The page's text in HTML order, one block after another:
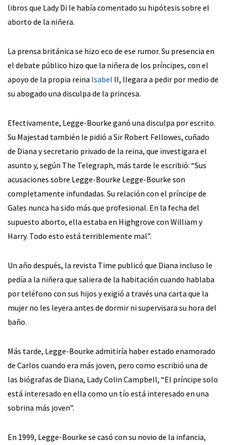
libros que Lady Di le había comentado su hipótesis sobre el
aborto de la niñera.
La prensa británica se hizo eco de ese rumor. Su presencia en
el debate público hizo que la niñera de los príncipes, con el
apoyo de la propia reina Isabel II, llegara a pedir por medio de
su abogado una disculpa de la princesa.
Efectivamente, Legge-Bourke ganó una disculpa por escrito.
Su Majestad también le pidió a Sir Robert Fellowes, cuñado
de Diana y secretario privado de la reina, que investigara el
asunto y, según The Telegraph, más tarde le escribió: “Sus
acusaciones sobre Legge-Bourke Legge-Bourke son
completamente infundadas. Su relación con el príncipe de
Gales nunca ha sido más que profesional. En la fecha del
supuesto aborto, ella estaba en Highgrove con William y
Harry. Todo esto está terriblemente mal”.
Un año después, la revista Time publicó que Diana incluso le
pedía a la niñera que saliera de la habitación cuando hablaba
por teléfono con sus hijos y exigió a través una carta que la
mujer no les leyera antes de dormir ni supervisara su hora del
baño.
Más tarde, Legge-Bourke admitiría haber estado enamorado
de Carlos cuando era más joven, pero como escribió una de
las biógrafas de Diana, Lady Colin Campbell, “El príncipe solo
está interesado en ella como un tío está interesado en una
sobrina más joven”.
En 1999, Legge-Bourke se casó con su novio de la infancia,